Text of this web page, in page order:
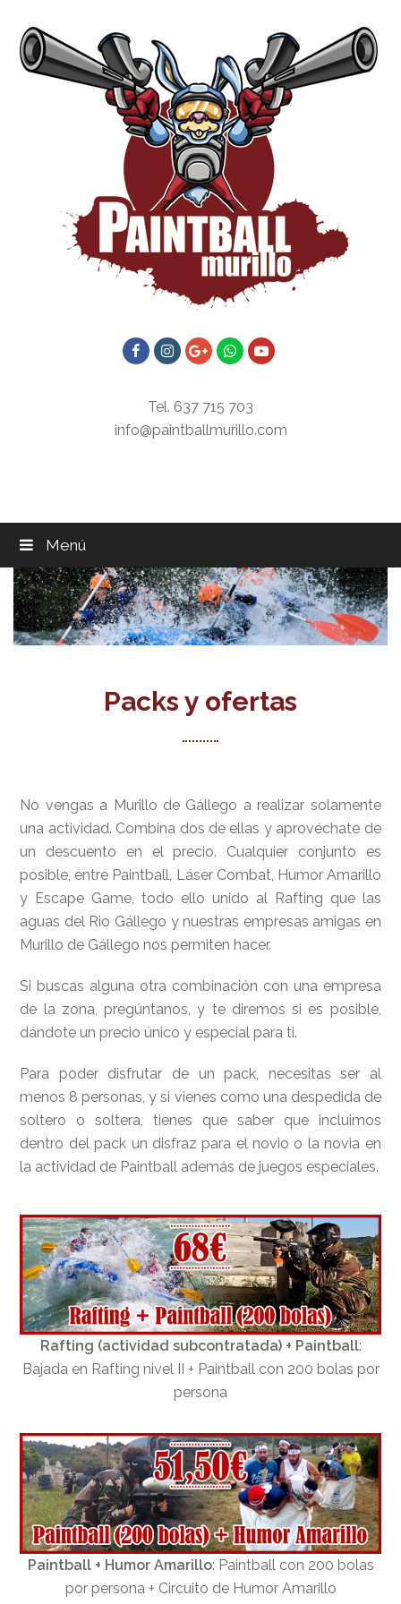
FacebookInstagramGooglePlus
WhatsappYoutube
Tel. 637 715 703
info@paintballmurillo.com
Menú
Packs y ofertas
No vengas a Murillo de Gállego a realizar solamente
una actividad. Combina dos de ellas y aprovéchate de
un descuento en el precio. Cualquier conjunto es
posible, entre Paintball, Láser Combat, Humor Amarillo
y Escape Game, todo ello unido al Rafting que las
aguas del Rio Gállego y nuestras empresas amigas en
Murillo de Gállego nos permiten hacer.
Si buscas alguna otra combinación con una empresa
de la zona, pregúntanos, y te diremos si es posible,
dándote un precio único y especial para ti.
Para poder disfrutar de un pack, necesitas ser al
menos 8 personas, y si vienes como una despedida de
soltero o soltera, tienes que saber que incluimos
dentro del pack un disfraz para el novio o la novia en
la actividad de Paintball además de juegos especiales.
Rafting (actividad subcontratada) + Paintball:
Bajada en Rafting nivel II + Paintball con 200 bolas por
persona
Paintball + Humor Amarillo: Paintball con 200 bolas
por persona + Circuito de Humor Amarillo